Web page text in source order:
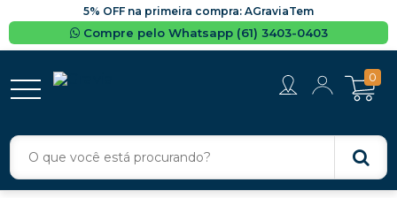
5% OFF na primeira compra: AGraviaTem
Compre pelo Whatsapp (61) 3403-0403
0